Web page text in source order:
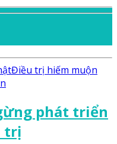
Điều trị hiếm muộn
phát triển
trị